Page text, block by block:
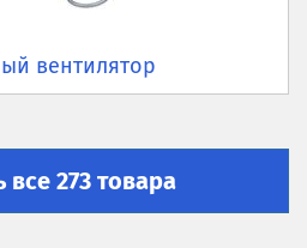
вентилятор
все 273 товара